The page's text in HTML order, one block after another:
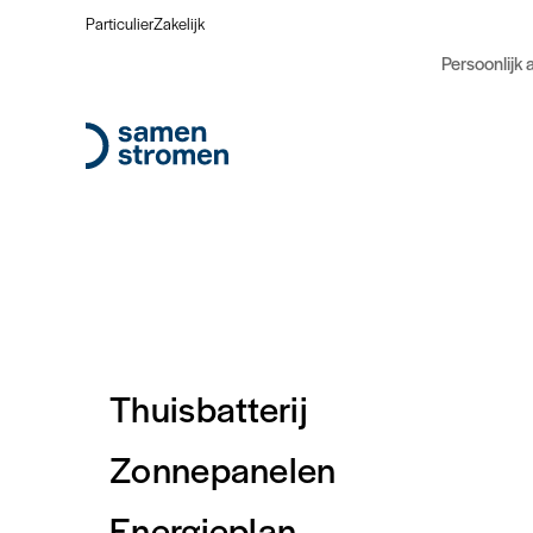
ParticulierZakelijk
Persoonlijk
Thuisbatterij
Zonnepanelen
8 zonnepanelen inclusief
Bespaar direct geld met zonnepanelen